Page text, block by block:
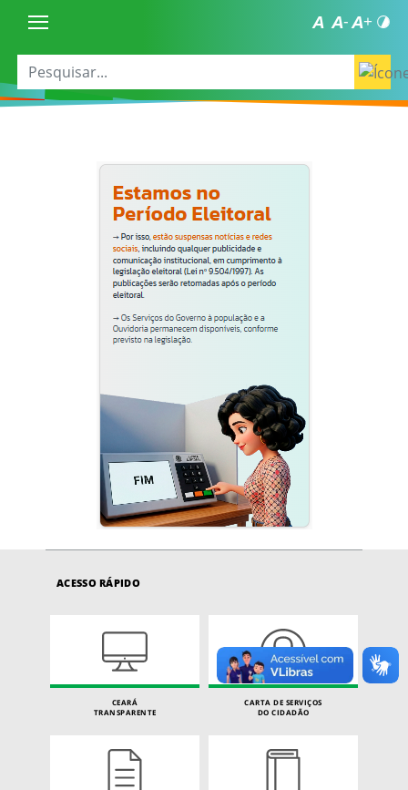
ACESSO RÁPIDO
CEARÁ
TRANSPARENTE
CARTA DE SERVIÇOS
DO CIDADÃO